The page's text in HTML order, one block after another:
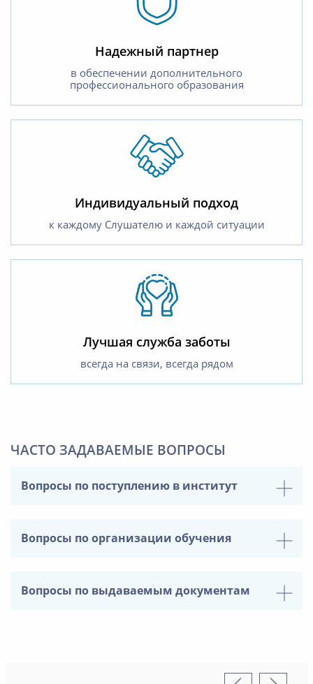
Надежный партнер
в обеспечении дополнительного
профессионального образования
Индивидуальный подход
к каждому Слушателю и каждой ситуации
Лучшая служба заботы
всегда на связи, всегда рядом
ЧАСТО ЗАДАВАЕМЫЕ ВОПРОСЫ
Вопросы по поступлению в институт
Вопросы по организации обучения
Вопросы по выдаваемым документам